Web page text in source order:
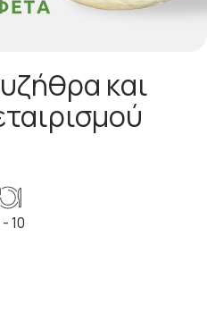
και
10